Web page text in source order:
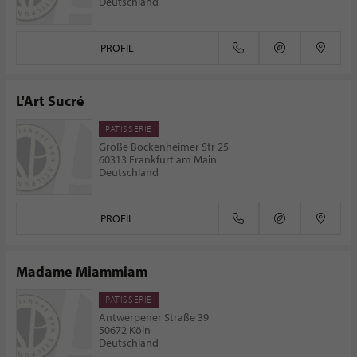
PROFIL
L'Art Sucré
PATISSERIE
Große Bockenheimer Str 25
60313 Frankfurt am Main
Deutschland
PROFIL
Madame Miammiam
PATISSERIE
Antwerpener Straße 39
50672 Köln
Deutschland